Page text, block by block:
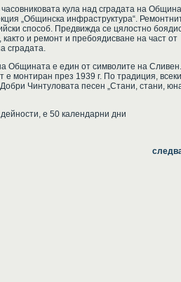
кула над сградата на Община
„Общинска инфраструктура“.
способ. Предвижда се цялостно
и ремонт и пребоядисване на част от
сградата.
Общината е един от символите на
е монтиран през 1939 г. По традиция,
Чинтуловата песен „Стани, стани,
е 50 календарни дни